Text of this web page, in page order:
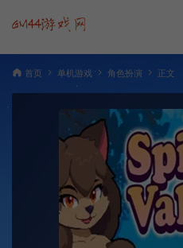
首页 单机游戏 角色扮演 正文